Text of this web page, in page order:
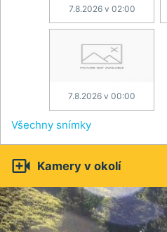
7.8.2026 v 02:00
7.8.2026 v 00:00
Všechny snímky
 Kamery v okolí